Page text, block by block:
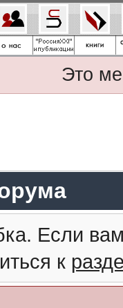
Это
Если
к